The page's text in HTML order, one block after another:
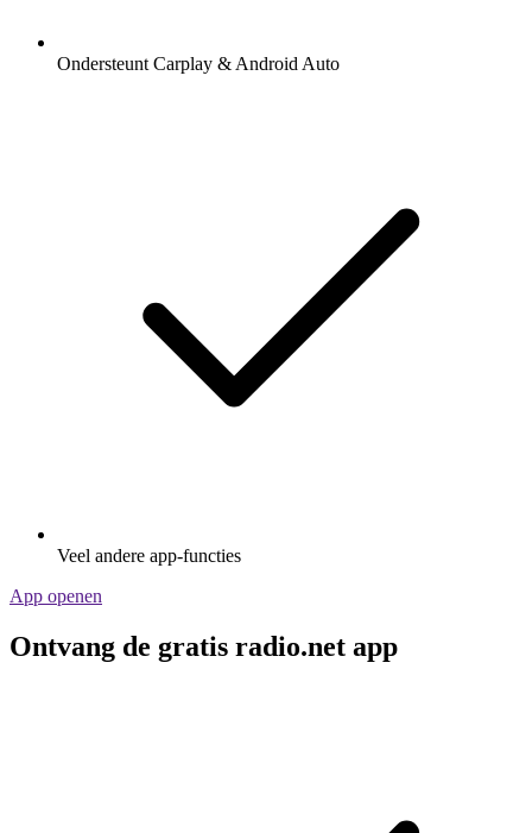
Ondersteunt Carplay & Android Auto
Veel andere app-functies
App openen
Ontvang de gratis radio.net app